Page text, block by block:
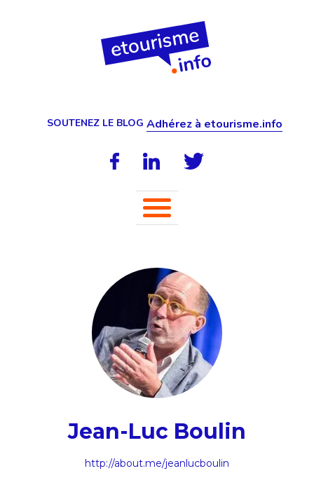
SOUTENEZ LE BLOG Adhérez à etourisme.info
Jean-Luc Boulin
http://about.me/jeanlucboulin